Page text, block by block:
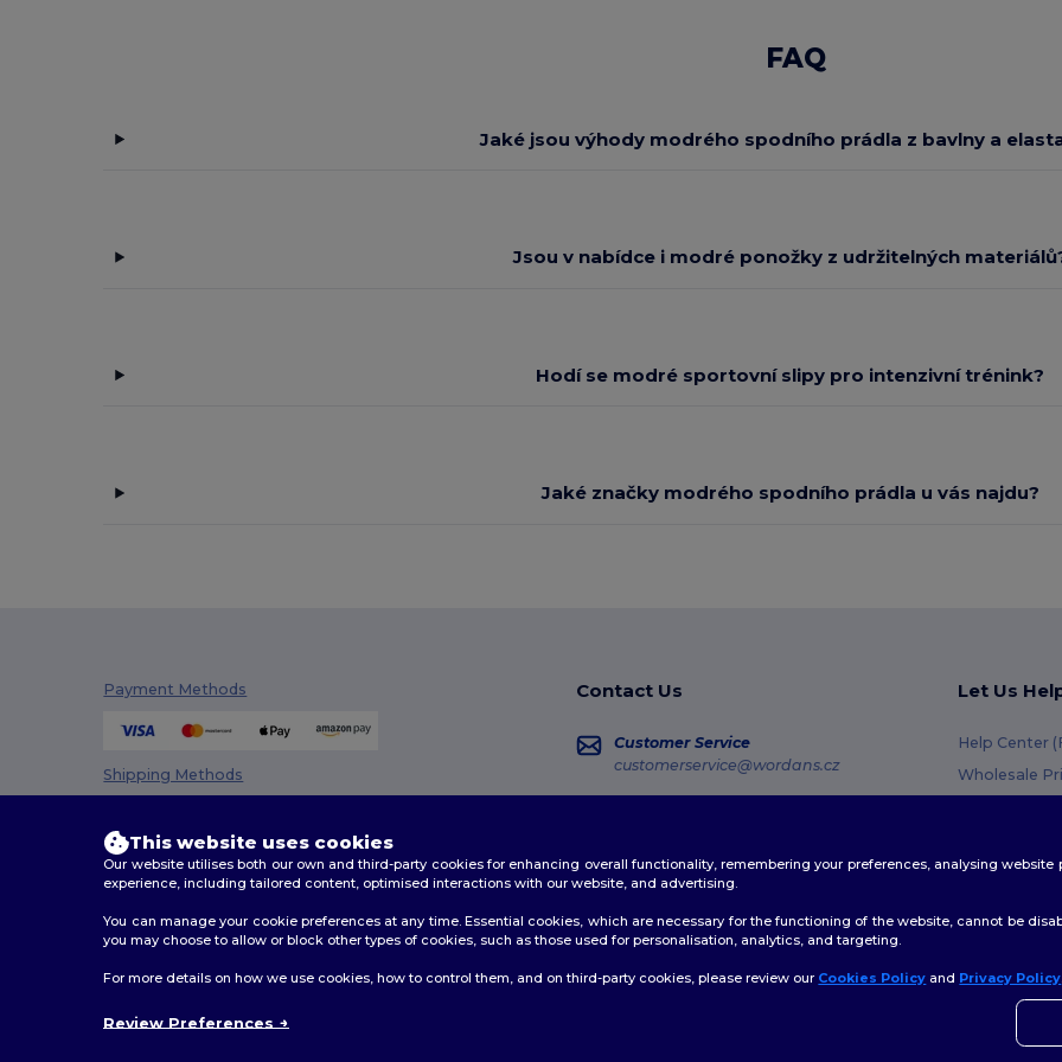
FAQ
Jaké jsou výhody modrého spodního prádla z bavlny a
Jsou v nabídce i modré ponožky z udržitelných
Hodí se modré sportovní slipy pro intenzivní trénink?
Jaké značky modrého spodního prádla u vás najdu?
Payment Methods
Shipping Methods
Contact Us
Customer Service
customerservice@wordans.cz
Order Tracking
Let Us
Help Center
Wholesale
Coupon
2026. All Rights Reserved
This website uses cookies
Our website utilises both our own and third-party cookies for enhancing overall functionality, remembering your preferences, analysing
experience, including tailored content, optimised interactions with our website, and advertising.
You can manage your cookie preferences at any time. Essential cookies, which are necessary for the functioning of the website, cannot be
you may choose to allow or block other types of cookies, such as those used for personalisation, analytics, and targeting.
For more details on how we use cookies, how to control them, and on third-party cookies, please review our Cookies Policy and Privacy Policy
Review Preferences
👋